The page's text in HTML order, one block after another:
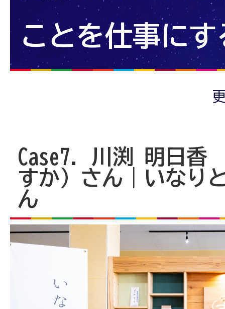
ことを仕事に
Case7. 川渕 明日香
すか）さん｜いなり
ん